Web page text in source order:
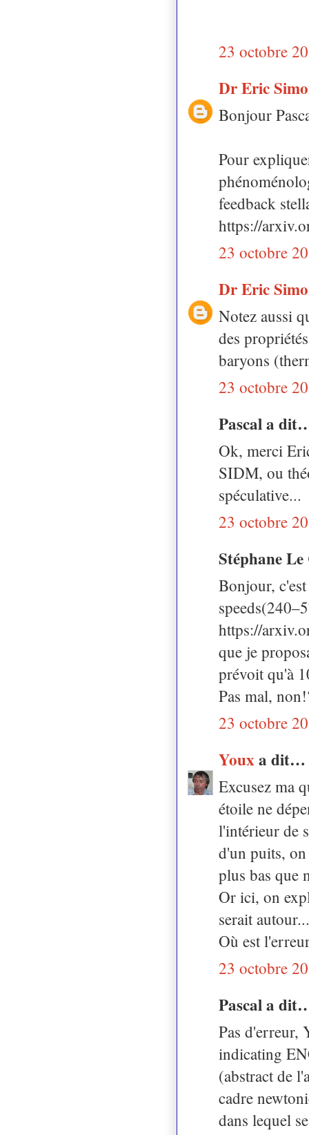
23 octobre
Dr Eric
Bonjour
Pour
feedback
https://
23 octobre
Dr Eric
Notez aussi
des
baryons
23 octobre
Pascal a
Ok, merci
SIDM, ou
spéculative...
23 octobre
Stéphane
Bonjour,
https://
que je
prévoit qu'à
Pas mal,
23 octobre
Youx a dit…
Excusez ma
étoile ne
l'intérieur de
d'un puits,
plus bas que
Or ici, on
serait autour...
Où est
23 octobre
Pascal a
Pas d'erreur,
indicating
(abstract de
cadre
dans lequel